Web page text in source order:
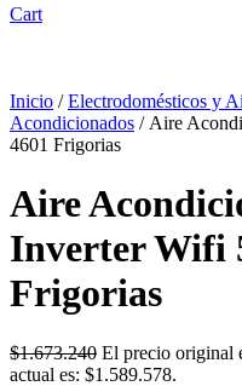
Cart
Inicio /Electrodomésticos y
Acondicionados / Aire
4601 Frigorias
Aire
Inverter Wifi
Frigorias
$1.673.240 El precio original
actual es: $1.589.578.